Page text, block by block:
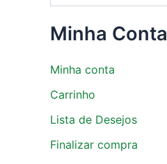
Minha Conta
Minha conta
Carrinho
Lista de Desejos
Finalizar compra
c
g
o
r
a